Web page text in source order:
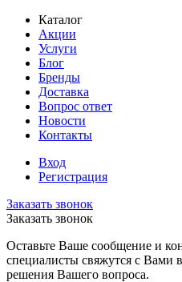
Каталог
Акции
Услуги
Блог
Бренды
Доставка
Вопрос ответ
Новости
Контакты
Вход
Регистрация
Заказать звонок
Заказать звонок
Оставьте Ваше сообщение и
специалисты свяжутся с Вами
решения Вашего вопроса.